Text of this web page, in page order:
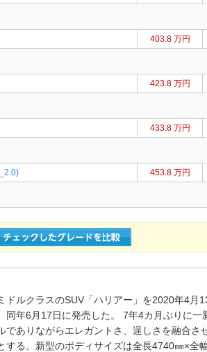
403.8 万円
423.8 万円
433.8 万円
453.8 万円
ドルクラスのSUV「ハリアー」を2020年4月
同年6月17日に発売した。 7年4カ月ぶりに一
でありながらエレガントさ、逞しさを融合さ
する。新型のボディサイズは全長4740㎜×全